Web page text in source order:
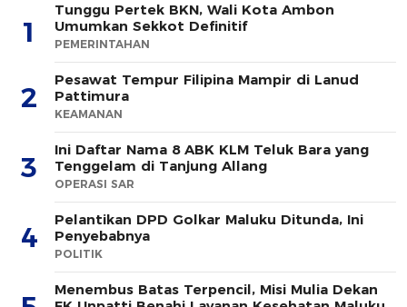
1
Tunggu Pertek BKN, Wali Kota Ambon
Umumkan Sekkot Definitif
PEMERINTAHAN
2
Pesawat Tempur Filipina Mampir di Lanud
Pattimura
KEAMANAN
3
Ini Daftar Nama 8 ABK KLM Teluk Bara yang
Tenggelam di Tanjung Allang
OPERASI SAR
4
Pelantikan DPD Golkar Maluku Ditunda, Ini
Penyebabnya
POLITIK
Menembus Batas Terpencil, Misi Mulia Dekan